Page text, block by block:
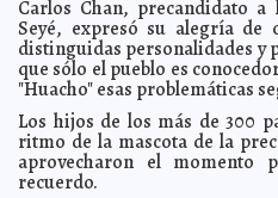
2012-01-11 09:01:52 Escocia podría
2012-01-11 08:58:21 Rusos sospechan
interplanetaria A7
2012-01-11 08:53:33 No le van a comprar
2012-01-11 08:47:59 Palabra de
amenaza la dignidad humana A7
2012-01-10 18:00:18
Carlos Chan, precandidato
Seyé, expresó su alegría
distinguidas personalidades
que sólo el pueblo es
"Huacho" esas problemáticas
Los hijos de los más de 300
ritmo de la mascota de la
aprovecharon el momento
recuerdo.